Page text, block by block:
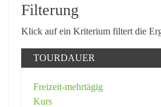
Filterung
Klick auf ein Kriterium filtert die
TOURDAUER
Freizeit-mehrtägig
Kurs